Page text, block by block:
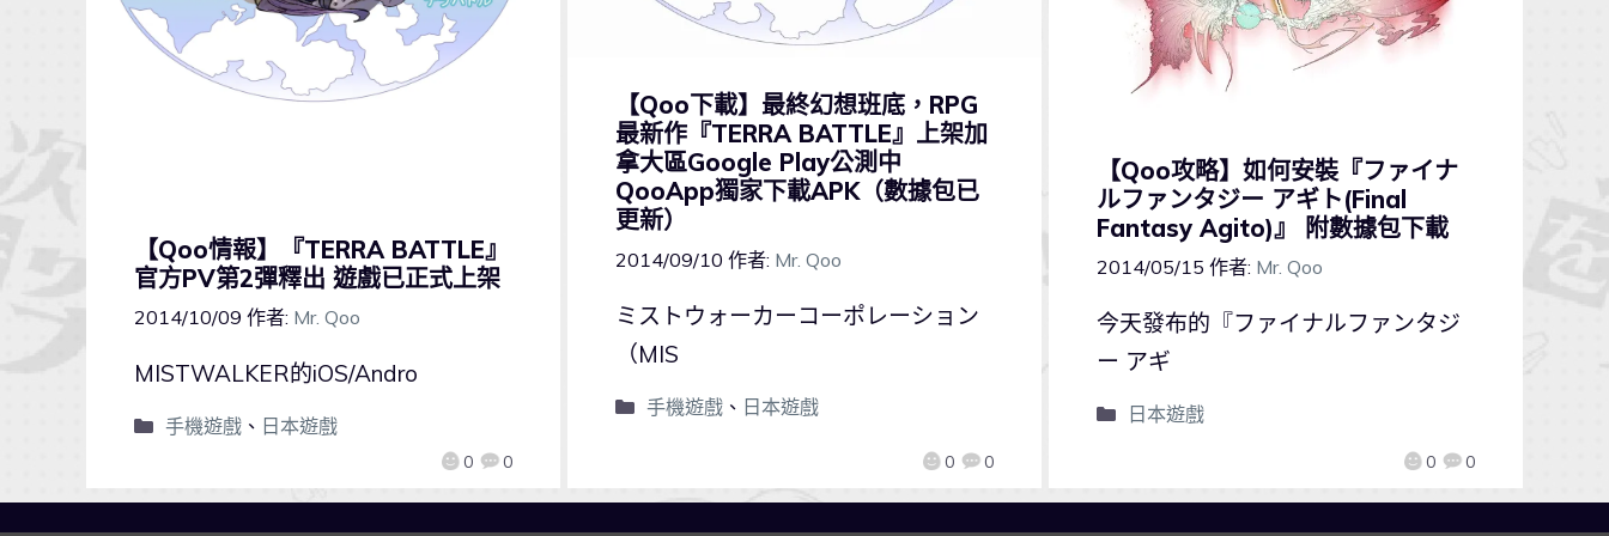
【Qoo情報】『TERRA BATTLE』
官方PV第2彈釋出 遊戲已正式上架
2014/10/09 作者: Mr. Qoo
0 0
MISTWALKER的iOS/Andro
手機遊戲、 日本遊戲
【Qoo下載】最終幻想班底，RPG
最新作『TERRA BATTLE』上架加
拿大區Google Play公測中
QooApp獨家下載APK（數據包已
更新）
2014/09/10 作者: Mr. Qoo
0 0
ミストウォーカーコーポレーション
（MIS
手機遊戲、 日本遊戲
【Qoo攻略】如何安裝『ファイナ
ルファンタジー アギト(Final
Fantasy Agito)』 附數據包下載
2014/05/15 作者: Mr. Qoo
0 0
今天發布的『ファイナルファンタジ
ー アギ
日本遊戲